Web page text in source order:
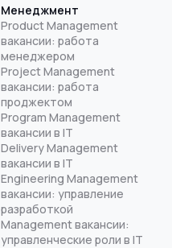
Менеджмент
Product Management
вакансии: работа
менеджером
Project Management
вакансии: работа
проджектом
Program Management
вакансии в IT
Delivery Management
вакансии в IT
Engineering Management
вакансии: управление
разработкой
Management вакансии:
управленческие роли в IT